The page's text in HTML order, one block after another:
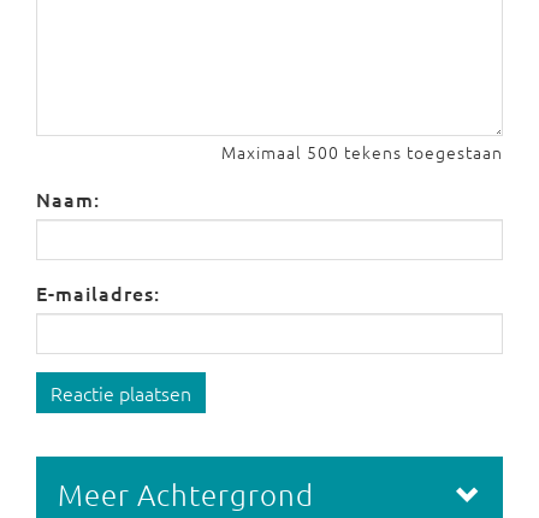
Maximaal 500 tekens toegestaan
Naam:
E-mailadres:
Reactie plaatsen
Meer Achtergrond